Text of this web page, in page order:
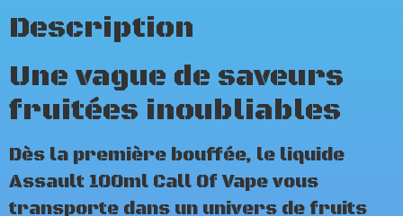
Description
Une vague de saveurs
fruitées inoubliables
Dès la première bouffée, le liquide
Assault 100ml Call Of Vape vous
transporte dans un univers de fruits